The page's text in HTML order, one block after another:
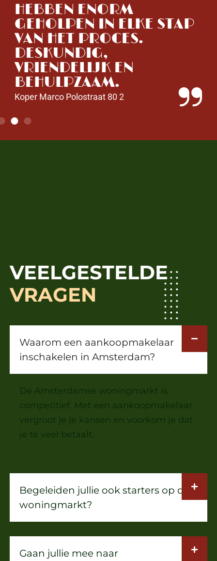
HEBBEN ENORM
GEHOLPEN IN ELKE STAP
VAN HET PROCES.
DESKUNDIG,
VRIENDELIJK EN
BEHULPZAAM.
Koper Marco Polostraat 80 2
VEELGESTELDE
VRAGEN
Waarom een aankoopmakelaar
inschakelen in Amsterdam?
De Amsterdamse woningmarkt is
competitief. Met een aankoopmakelaar
vergroot je je kansen en voorkom je dat
je te veel betaalt.
Begeleiden jullie ook starters op de
woningmarkt?
Gaan jullie mee naar